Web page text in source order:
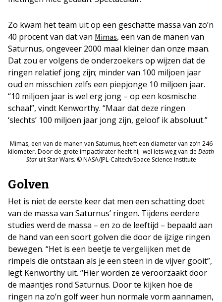
Zo kwam het team uit op een geschatte massa van zo’n
40 procent van dat van Mimas, een van de manen van
Saturnus, ongeveer 2000 maal kleiner dan onze maan.
Dat zou er volgens de onderzoekers op wijzen dat de
ringen relatief jong zijn; minder van 100 miljoen jaar
oud en misschien zelfs een piepjonge 10 miljoen jaar.
“10 miljoen jaar is wel erg jong – op een kosmische
schaal”, vindt Kenworthy. “Maar dat deze ringen
‘slechts’ 100 miljoen jaar jong zijn, geloof ik absoluut.”
Mimas, een van de manen van Saturnus, heeft een diameter van zo’n 246
kilometer. Door de grote impactkrater heeft hij wel iets weg van de Death
Staruit Star Wars. © NASA/JPL-Caltech/Space Science Institute
Golven
Het is niet de eerste keer dat men een schatting doet
van de massa van Saturnus’ ringen. Tijdens eerdere
studies werd de massa – en zo de leeftijd – bepaald aan
de hand van een soort golven die door de ijzige ringen
bewegen. “Het is een beetje te vergelijken met de
rimpels die ontstaan als je een steen in de vijver gooit”,
legt Kenworthy uit. “Hier worden ze veroorzaakt door
de maantjes rond Saturnus. Door te kijken hoe de
ringen na zo’n golf weer hun normale vorm aannamen,